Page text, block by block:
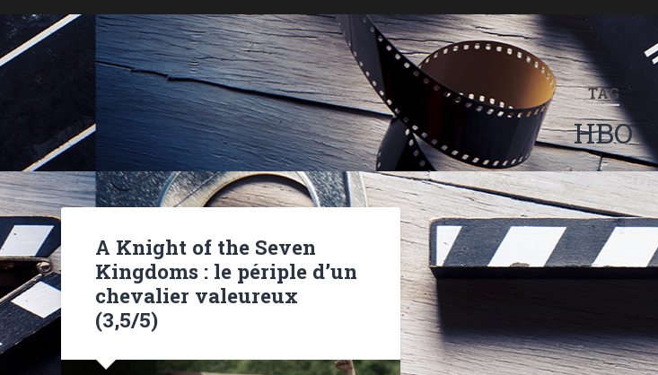
TAG
HBO
A Knight of the Seven
Kingdoms : le périple d’un
chevalier valeureux
(3,5/5)